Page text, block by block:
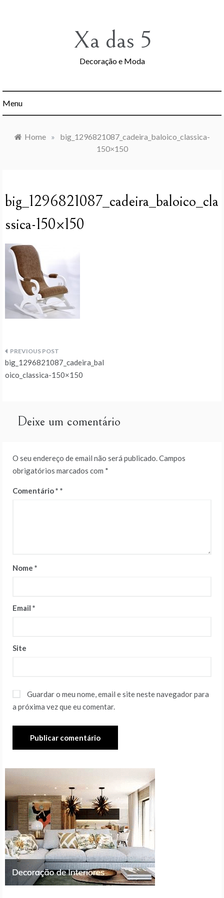
Xa das 5
Decoração e Moda
Menu
Home »
big_1296821087_cadeira_baloico_classica-
150×150
big_1296821087_cadeira_baloico_cla
ssica-150×150
Navegação
de
big_1296821087_cadeira_bal
oico_classica-150×150
Deixe um comentário
O seu endereço de email não será publicado.Campos
obrigatórios marcados com *
Comentário*
Nome *
Email *
Site
Guardar o meu nome, email e site neste navegador para
a próxima vez que eu comentar.